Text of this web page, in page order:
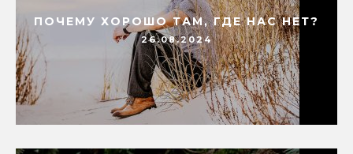
ПОЧЕМУ ХОРОШО ТАМ, ГДЕ НАС НЕТ?
26.08.2024